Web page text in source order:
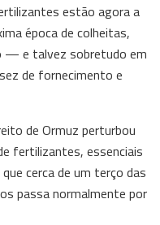
estão agora a
época de colheitas,
— e talvez sobretudo em
de fornecimento e
de Ormuz perturbou
fertilizantes, essenciais
cerca de um terço das
passa normalmente por